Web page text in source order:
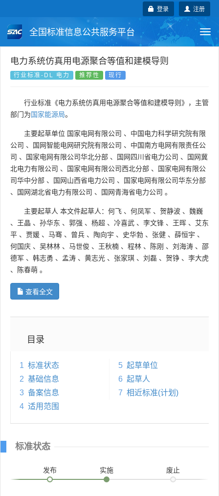
注册
登录
全国标准信息公共服务平台
国家标准 行业标准 地方标准
国外标准 技术委员会
电力系统仿真用电源聚合等值和建模导则
行业标准-DL 电力 推荐性 现行
行业标准《电力系统仿真用电源聚合等值和建模导则》，主管
部门为国家能源局。
主要起草单位 国家电网有限公司 、 中国电力科学研究院有限
公司 、 国网智能电网研究院有限公司 、 中国南方电网有限责任公
司 、 国家电网有限公司华北分部 、 国网四川省电力公司 、
国网冀
北电力有限公司 、 国家电网有限公司西北分部 、
国家电网有限公
司华中分部 、 国网山西省电力公司 、
国家电网有限公司华东分部
、
国网湖北省电力有限公司 、 国网青海省电力公司 。
主要起草人 本文件起草人：何飞 、 何凤军 、 贺静波 、 魏巍
、 王晶 、 孙华东 、 郭强 、 杨超 、 冷喜武 、 李文锋 、 王晖 、 艾东
平 、 贾媛 、 马骞 、 曾兵 、 陶向宇 、 史华勃 、 张健 、 薛恒宇 、
何国庆 、 吴林林 、 马世俊 、 王秋楠 、 程林 、 陈刚 、 刘海涛 、 邵
德军 、 韩志勇 、 孟涛 、 黄志光 、 张家琪 、 刘磊 、 贺铮 、 李大虎
、
陈春萌 。
查看全文
目录
1 标准状态
2 基础信息
3 备案信息
4 适用范围
5 起草单位
6 起草人
7 相近标准(计划)
标准状态
发布 实施 废止